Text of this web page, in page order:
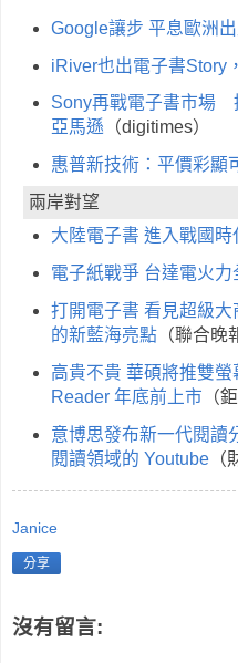
Google讓步 平息歐洲
iRiver也出電子書Story
Sony再戰電子書市場
亞馬遜 （digitimes）
惠普新技術：平價彩顯
兩岸對望
大陸電子書 進入戰國時
電子紙戰爭 台達電火力
打開電子書 看見超級
的新藍海亮點（聯合晚
高貴不貴 華碩將推雙
Reader 年底前上市 （
意博思發布新一代閱讀
閱讀領域的 Youtube（
Janice
分享
沒有留言: